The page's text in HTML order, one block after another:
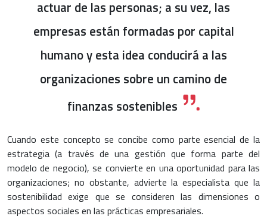
actuar de las personas; a su vez, las
empresas están formadas por capital
humano y esta idea conducirá a las
organizaciones sobre un camino de
finanzas sostenibles
Cuando este concepto se concibe como parte esencial de la
estrategia (a través de una gestión que forma parte del
modelo de negocio), se convierte en una oportunidad para las
organizaciones; no obstante, advierte la especialista que la
sostenibilidad exige que se consideren las dimensiones o
aspectos sociales en las prácticas empresariales.